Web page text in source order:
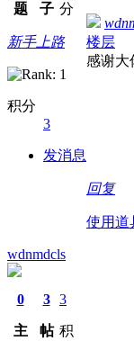
题
子 分
新手上路
积分
3
发消息
楼层
感谢大
回复
使用道
wdnmdcls
0
主
3
帖
3
积